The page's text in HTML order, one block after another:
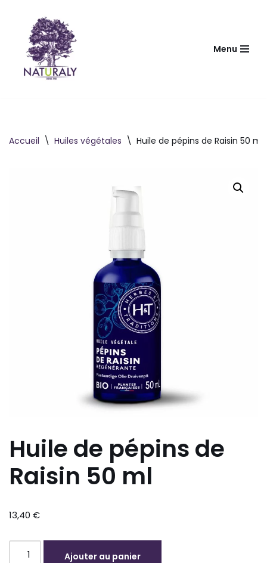
contenu
Menu
Accueil \ Huiles végétales \ Huile de pépins de Raisin 50 ml
Huile de pépins de
Raisin 50 ml
13,40 €
Ajouter au panier